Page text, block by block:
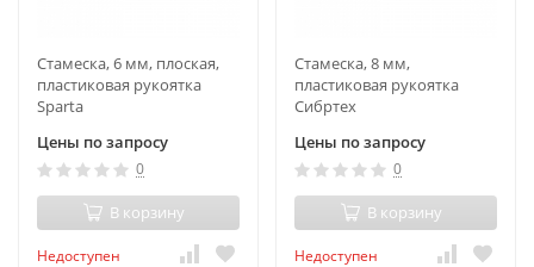
Стамеска, 6 мм, плоская,
пластиковая рукоятка
Sparta
Цены по запросу
0
В корзину
Недоступен
Стамеска, 8 мм,
пластиковая рукоятка
Сибртех
Цены по запросу
0
В корзину
Недоступен